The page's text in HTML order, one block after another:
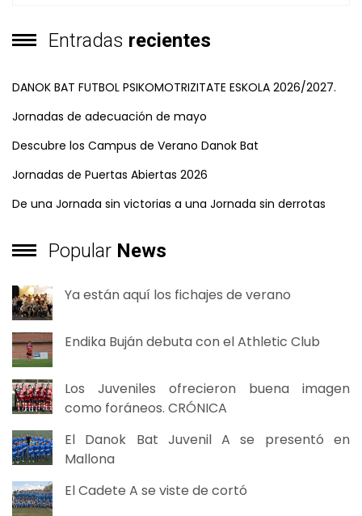
Entradas recientes
DANOK BAT FUTBOL PSIKOMOTRIZITATE ESKOLA 2026/2027.
Jornadas de adecuación de mayo
Descubre los Campus de Verano Danok Bat
Jornadas de Puertas Abiertas 2026
De una Jornada sin victorias a una Jornada sin derrotas
Popular News
Ya están aquí los fichajes de verano
Endika Buján debuta con el Athletic Club
Los Juveniles ofrecieron buena imagen
como foráneos. CRÓNICA
El Danok Bat Juvenil A se presentó en
Mallona
El Cadete A se viste de cortó